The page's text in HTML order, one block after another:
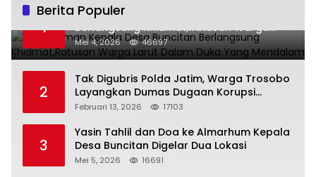
Berita Populer
1
Pemakaman Kepala Desa Buncitan
Berlangsung Khidmat,Ratusan Warga
Larut Dalam Duka Yang Mendalam
Mei 4, 2026 46697
2
Tak Digubris Polda Jatim, Warga Trosobo
Layangkan Dumas Dugaan Korupsi
Oknum DPRD Sidoarjo ke Kapolri
Februari 13, 2026 17103
3
Yasin Tahlil dan Doa ke Almarhum Kepala
Desa Buncitan Digelar Dua Lokasi
Mei 5, 2026 16691